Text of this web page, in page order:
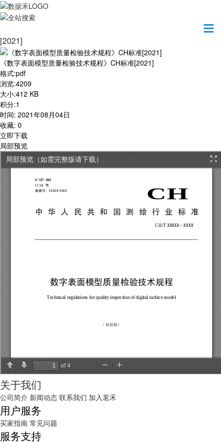
《数字表面模型质量检验技术规程》CH标准
[2021]
《数字表面模型质量检验技术规程》CH标准[2021]
格式:pdf
浏览:4209
大小:412 KB
积分:1
时间: 2021年08月04日
收藏: 0
立即下载
局部预览
关于我们
公司简介 新闻动态 联系我们 加入茗禾
用户服务
买家指南 常见问题
服务支持